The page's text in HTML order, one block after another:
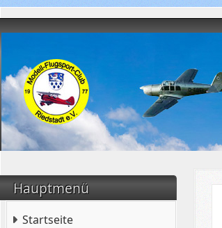
Hauptmenü
Startseite